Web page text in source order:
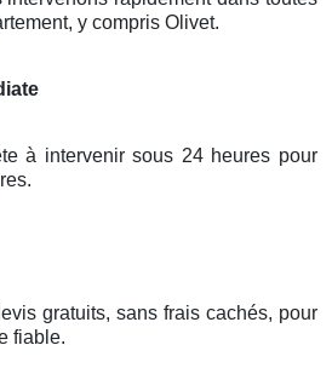
y compris Olivet.
à intervenir sous 24 heures pour
gratuits, sans frais cachés, pour
fiable.